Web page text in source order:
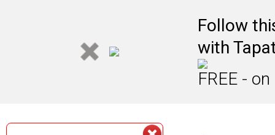
Follow
with
FREE -